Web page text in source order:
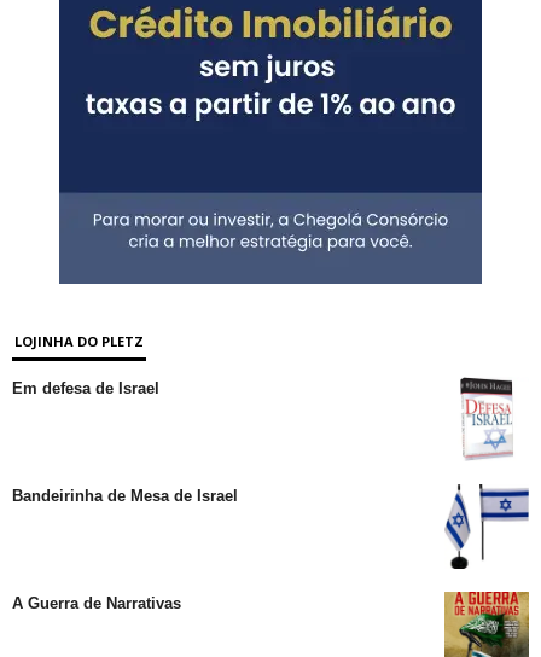
LOJINHA DO PLETZ
Em defesa de Israel
Bandeirinha de Mesa de Israel
A Guerra de Narrativas